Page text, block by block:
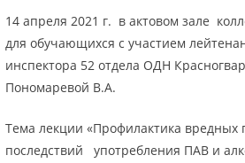
14 апреля 2021 г. в актовом зале
для обучающихся с участием
инспектора 52 отдела ОДН
Пономаревой В.А.
Тема лекции «Профилактика вредных
последствий употребления ПАВ и